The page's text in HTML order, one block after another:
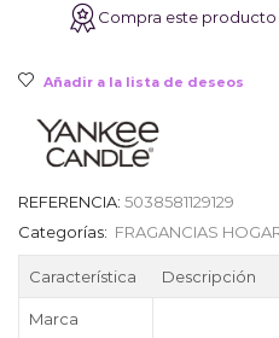
Compra este
Añadir a la lista de deseos
REFERENCIA: 5038581129129
Categorías: FRAGANCIAS
Característica Descripción
Marca